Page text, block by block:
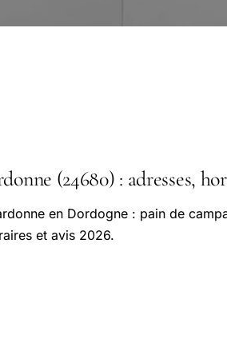
(24680) : adresses,
en Dordogne : pain de
et avis 2026.